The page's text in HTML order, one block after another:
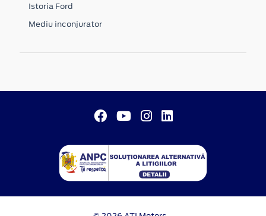
Istoria Ford
Mediu inconjurator